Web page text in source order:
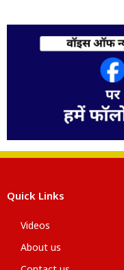
Quick Links
Videos
About us